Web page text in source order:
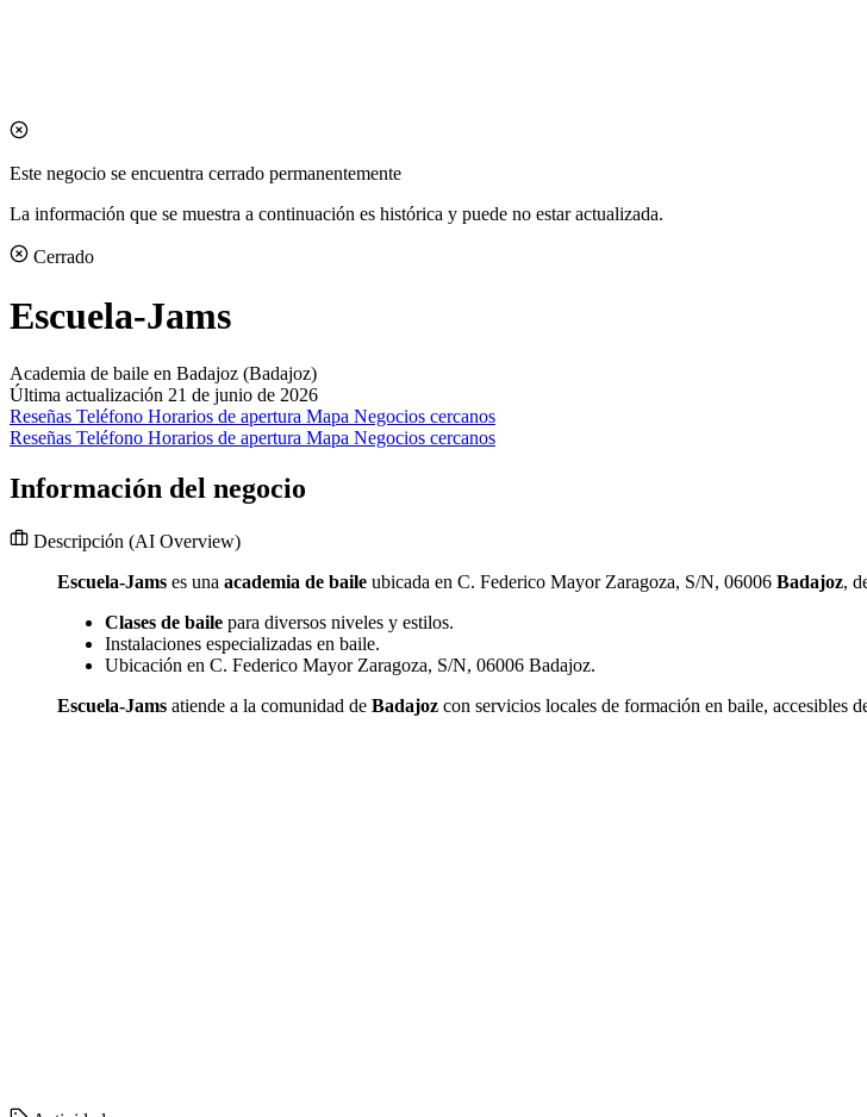
Este negocio se encuentra cerrado permanentemente
La información que se muestra a continuación es histórica y puede no estar actualizada.
Cerrado
Escuela-Jams
Academia de baile en Badajoz (Badajoz)
Última actualización 21 de junio de 2026
Reseñas Teléfono Horarios de apertura Mapa Negocios cercanos
Reseñas Teléfono Horarios de apertura Mapa Negocios cercanos
Información del negocio
Descripción (AI Overview)
Escuela-Jams es una academia de baile ubicada en C. Federico Mayor Zaragoza, S/N, 06006 Badajoz,
Clases de baile para diversos niveles y estilos.
Instalaciones especializadas en baile.
Ubicación en C. Federico Mayor Zaragoza, S/N, 06006 Badajoz.
Escuela-Jams atiende a la comunidad de Badajoz con servicios locales de formación en baile, accesibles